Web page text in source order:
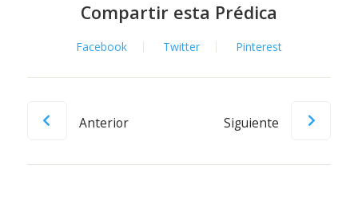
Compartir esta Prédica
Facebook Twitter Pinterest
Anterior Siguiente